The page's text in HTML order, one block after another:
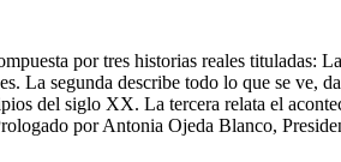
por tres historias reales tituladas:
La segunda describe todo lo que se ve,
del siglo XX. La tercera relata el
por Antonia Ojeda Blanco,